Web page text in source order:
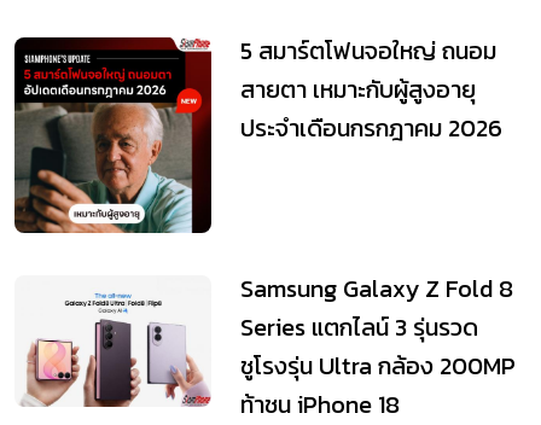
5 สมาร์ตโฟนจอใหญ่ ถนอม
สายตา เหมาะกับผู้สูงอายุ
ประจำเดือนกรกฎาคม 2026
Samsung Galaxy Z Fold 8
Series แตกไลน์ 3 รุ่นรวด
ชูโรงรุ่น Ultra กล้อง 200MP
ท้าชน iPhone 18